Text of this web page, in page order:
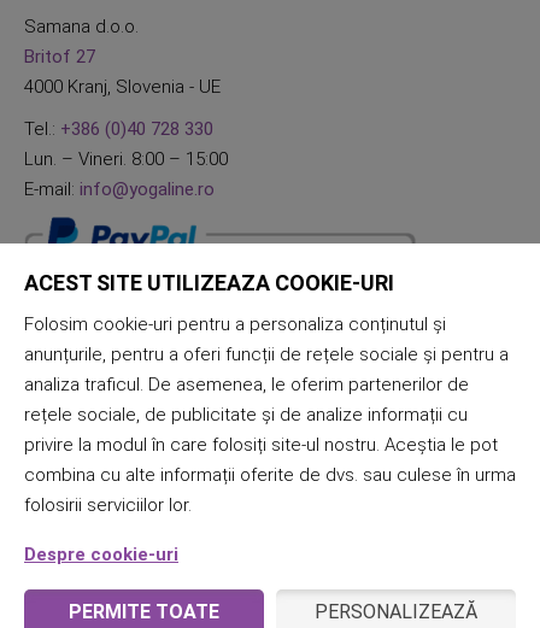
Samana d.o.o.
Britof 27
4000 Kranj, Slovenia - UE
Tel.: +386 (0)40 728 330
Lun. – Vineri. 8:00 – 15:00
E-mail: info@yogaline.ro
ACEST SITE UTILIZEAZA COOKIE-URI
Folosim cookie-uri pentru a personaliza conținutul și
anunțurile, pentru a oferi funcții de rețele sociale și pentru a
analiza traficul. De asemenea, le oferim partenerilor de
rețele sociale, de publicitate și de analize informații cu
privire la modul în care folosiți site-ul nostru. Aceștia le pot
combina cu alte informații oferite de dvs. sau culese în urma
folosirii serviciilor lor.
Despre cookie-uri
PERMITE TOATE PERSONALIZEAZĂ